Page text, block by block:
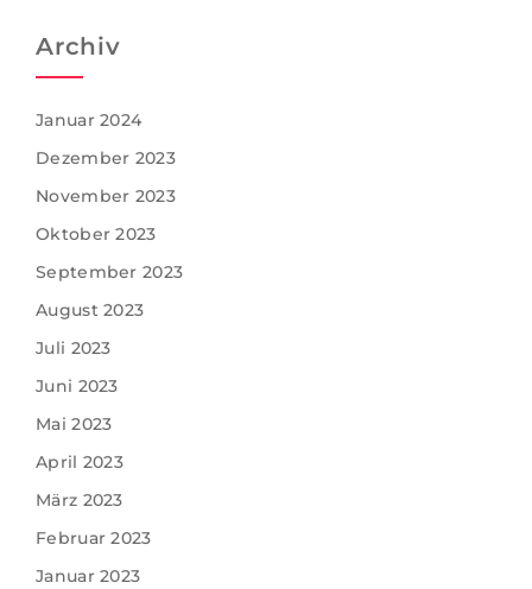
Archiv
Januar 2024
Dezember 2023
November 2023
Oktober 2023
September 2023
August 2023
Juli 2023
Juni 2023
Mai 2023
April 2023
März 2023
Februar 2023
Januar 2023